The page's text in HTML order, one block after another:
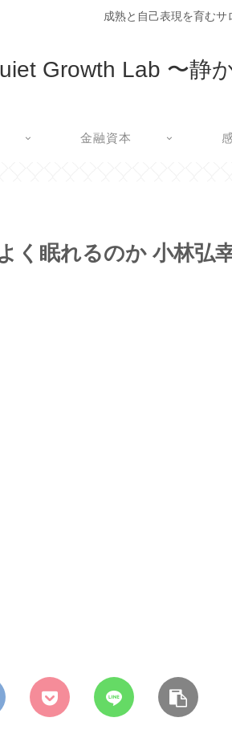
成熟と自己表現を育むサ
Growth Lab 〜静
金融資本
く眠れるのか 小林弘